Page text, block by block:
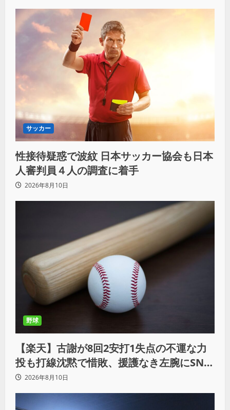
サッカー
性接待疑惑で波紋 日本サッカー協会も日本
人審判員４人の調査に着手
2026年8月10日
野球
【楽天】古謝が8回2安打1失点の不運な力
投も打線沈黙で惜敗、援護なき左腕にSNS
では同情の声
2026年8月10日